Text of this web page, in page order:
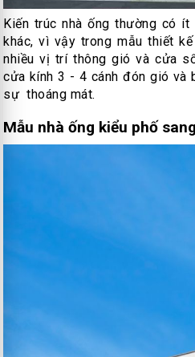
Kiến trúc nhà ống thường có
khác, vì vậy trong mẫu thiết
nhiều vị trí thông gió và cửa
cửa kính 3 - 4 cánh đón gió và
sự thoáng mát.
Mẫu nhà ống kiểu phố